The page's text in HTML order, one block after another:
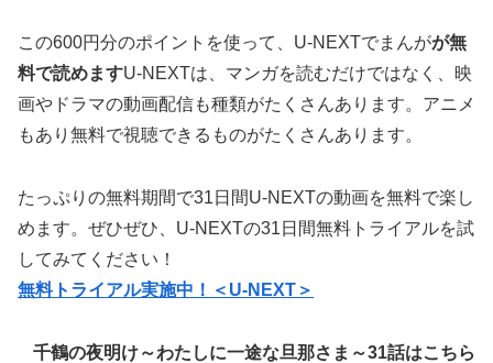
この600円分のポイントを使って、U-NEXTでまんがが無
料で読めますU-NEXTは、マンガを読むだけではなく、映
画やドラマの動画配信も種類がたくさんあります。アニメ
もあり無料で視聴できるものがたくさんあります。
たっぷりの無料期間で31日間U-NEXTの動画を無料で楽し
めます。ぜひぜひ、U-NEXTの31日間無料トライアルを試
してみてください！
無料トライアル実施中！＜U-NEXT＞
千鶴の夜明け～わたしに一途な旦那さま～31話はこちら